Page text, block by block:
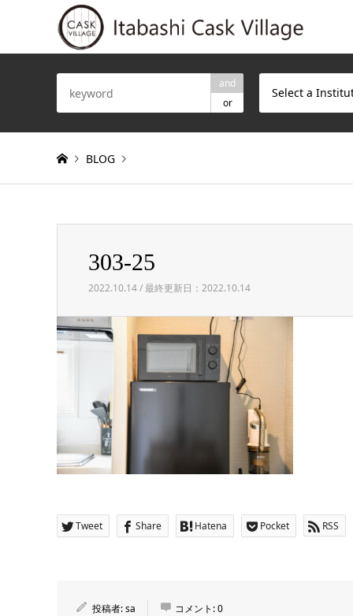
and
or
Select a
BLOG
303-25303-25
2022.10.14 / 最終更新日：2022.10.14
Tweet Share Hatena Pocket RSS
投稿者:sa コメント:0